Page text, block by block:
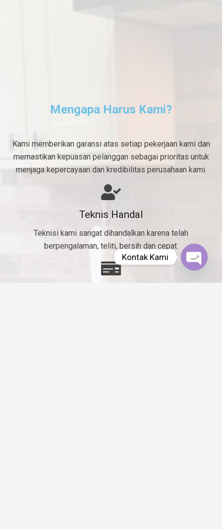
Mengapa Harus Kami?
Kami memberikan garansi atas setiap pekerjaan kami dan
memastikan kepuasan pelanggan sebagai prioritas untuk
menjaga kepercayaan dan kredibilitas perusahaan kami.
Teknis Handal
Teknisi kami sangat dihandalkan karena telah
berpengalaman, teliti, bersih dan cepat.
Kontak Kami